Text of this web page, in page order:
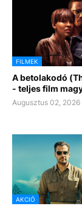
FILMEK
A betolakodó
- teljes film
Augusztus 02, 2026
AKCIÓ